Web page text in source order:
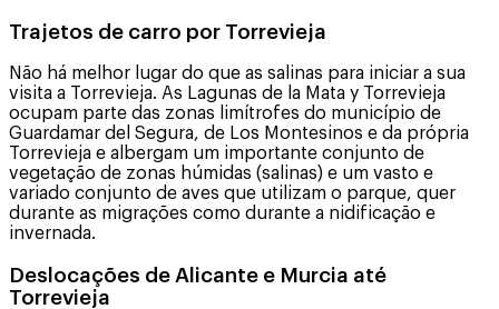
Trajetos de carro por Torrevieja
Não há melhor lugar do que as salinas para iniciar a sua
visita a Torrevieja. As Lagunas de la Mata y Torrevieja
ocupam parte das zonas limítrofes do município de
Guardamar del Segura, de Los Montesinos e da própria
Torrevieja e albergam um importante conjunto de
vegetação de zonas húmidas (salinas) e um vasto e
variado conjunto de aves que utilizam o parque, quer
durante as migrações como durante a nidificação e
invernada.
Deslocações de Alicante e Murcia até
Torrevieja